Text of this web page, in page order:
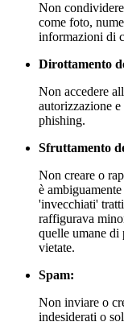
Non
come foto,
informazioni di
Dirottamento
Non accedere
autorizzazione
phishing.
Sfruttamento
Non creare o
è
'invecchiati'
raffigurava
quelle umane di
vietate.
Spam:
Non inviare o
indesiderati o